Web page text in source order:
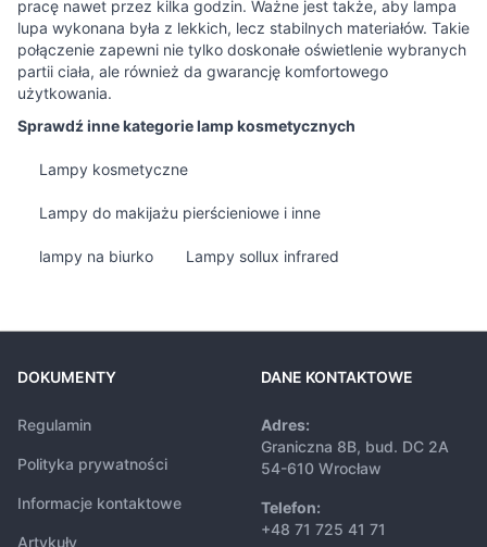
pracę nawet przez kilka godzin. Ważne jest także, aby lampa
lupa wykonana była z lekkich, lecz stabilnych materiałów. Takie
połączenie zapewni nie tylko doskonałe oświetlenie wybranych
partii ciała, ale również da gwarancję komfortowego
użytkowania.
Sprawdź inne kategorie lamp kosmetycznych
Lampy kosmetyczne
Lampy do makijażu pierścieniowe i inne
lampy na biurko Lampy sollux infrared
DOKUMENTY
Regulamin
Polityka prywatności
Informacje kontaktowe
Artykuły
DANE KONTAKTOWE
Adres:
Graniczna 8B, bud. DC 2A
54-610 Wrocław
Telefon:
+48 71 725 41 71